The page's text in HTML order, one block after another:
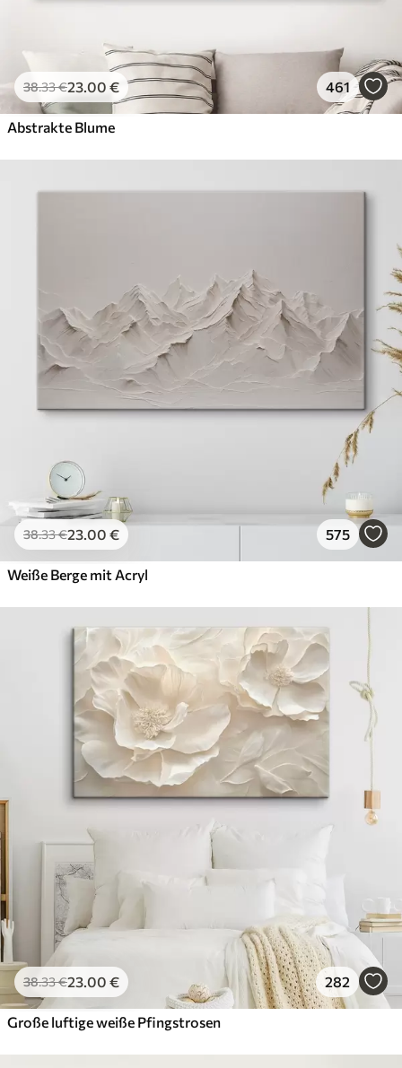
38.33€23.00 € 461
Abstrakte Blume
38.33€23.00 € 575
Weiße Berge mit Acryl
38.33€23.00 € 282
Große luftige weiße Pfingstrosen